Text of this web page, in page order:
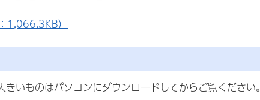
1,066.3KB）
いものはパソコンにダウンロードしてからご覧ください。